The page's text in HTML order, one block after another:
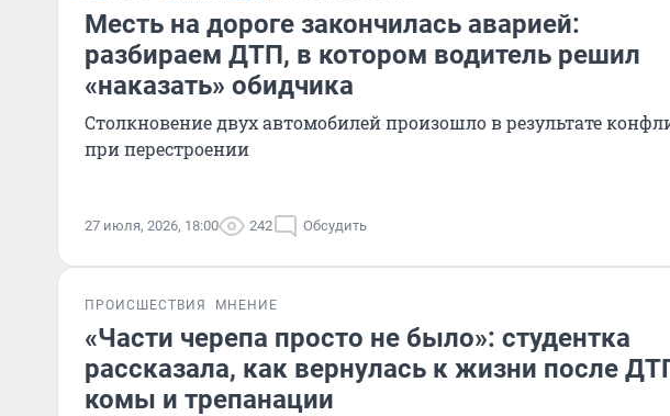
Месть на дороге закончилась аварией:
разбираем ДТП, в котором водитель решил
«наказать» обидчика
Столкновение двух автомобилей произошло в результате
при перестроении
27 июля, 2026, 18:00 242 Обсудить
ПРОИСШЕСТВИЯ МНЕНИЕ
«Части черепа просто не было»: студентка
рассказала, как вернулась к жизни после
комы и трепанации